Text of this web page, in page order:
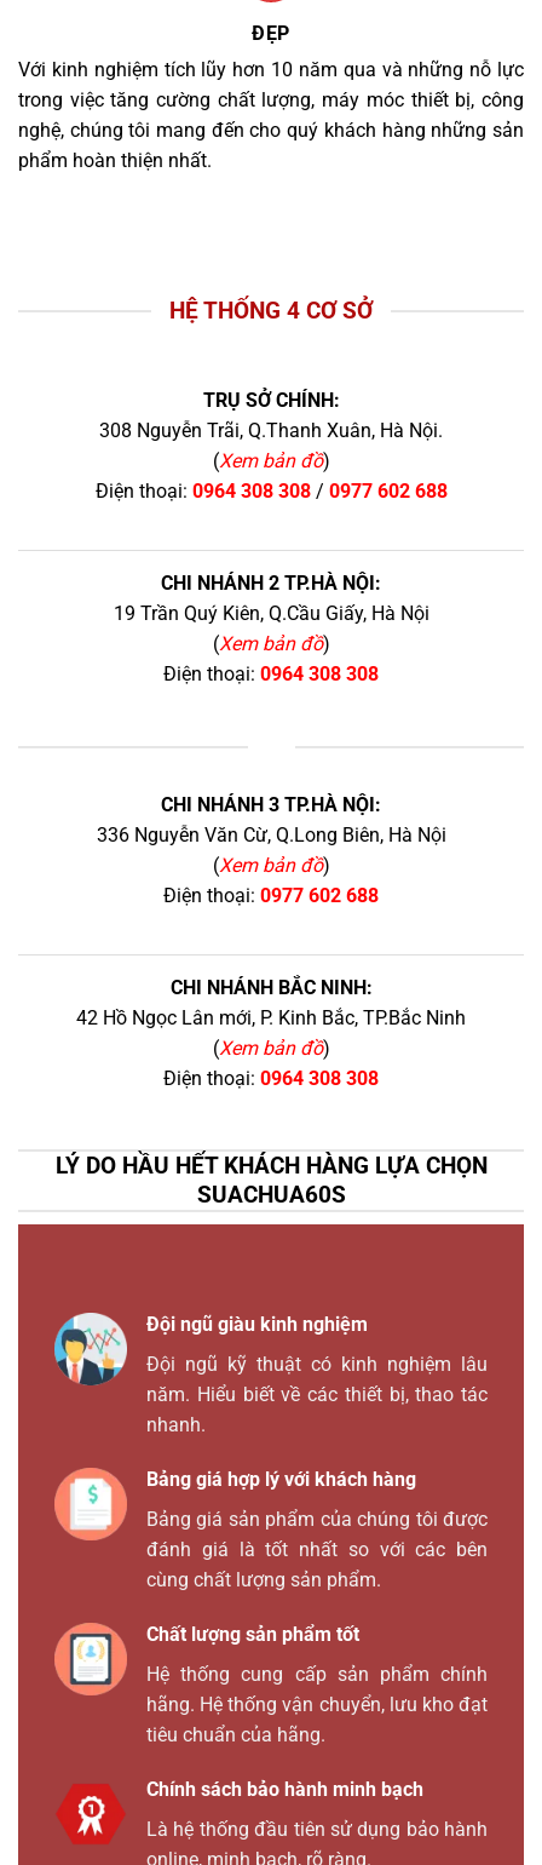
ĐẸP
Với kinh nghiệm tích lũy hơn 10 năm qua và những nỗ lực
trong việc tăng cường chất lượng, máy móc thiết bị, công
nghệ, chúng tôi mang đến cho quý khách hàng những sản
phẩm hoàn thiện nhất.
HỆ THỐNG 4 CƠ SỞ
TRỤ SỞ CHÍNH:
308 Nguyễn Trãi, Q.Thanh Xuân, Hà Nội.
(Xem bản đồ)
Điện thoại: 0964 308 308/ 0977 602 688
CHI NHÁNH 2 TP.HÀ NỘI:
19 Trần Quý Kiên, Q.Cầu Giấy, Hà Nội
(Xem bản đồ)
Điện thoại: 0964 308 308
CHI NHÁNH 3 TP.HÀ NỘI:
336 Nguyễn Văn Cừ, Q.Long Biên, Hà Nội
(Xem bản đồ)
Điện thoại: 0977 602 688
CHI NHÁNH BẮC NINH:
42 Hồ Ngọc Lân mới, P. Kinh Bắc, TP.Bắc Ninh
(Xem bản đồ)
Điện thoại: 0964 308 308
LÝ DO HẦU HẾT KHÁCH HÀNG LỰA CHỌN
SUACHUA60S
Đội ngũ giàu kinh nghiệm
Đội ngũ kỹ thuật có kinh nghiệm lâu
năm. Hiểu biết về các thiết bị, thao tác
nhanh.
Bảng giá hợp lý với khách hàng
Bảng giá sản phẩm của chúng tôi được
đánh giá là tốt nhất so với các bên
cùng chất lượng sản phẩm.
Chất lượng sản phẩm tốt
Hệ thống cung cấp sản phẩm chính
hãng. Hệ thống vận chuyển, lưu kho đạt
tiêu chuẩn của hãng.
Chính sách bảo hành minh bạch
Là hệ thống đầu tiên sử dụng bảo hành
online, minh bạch, rõ ràng.